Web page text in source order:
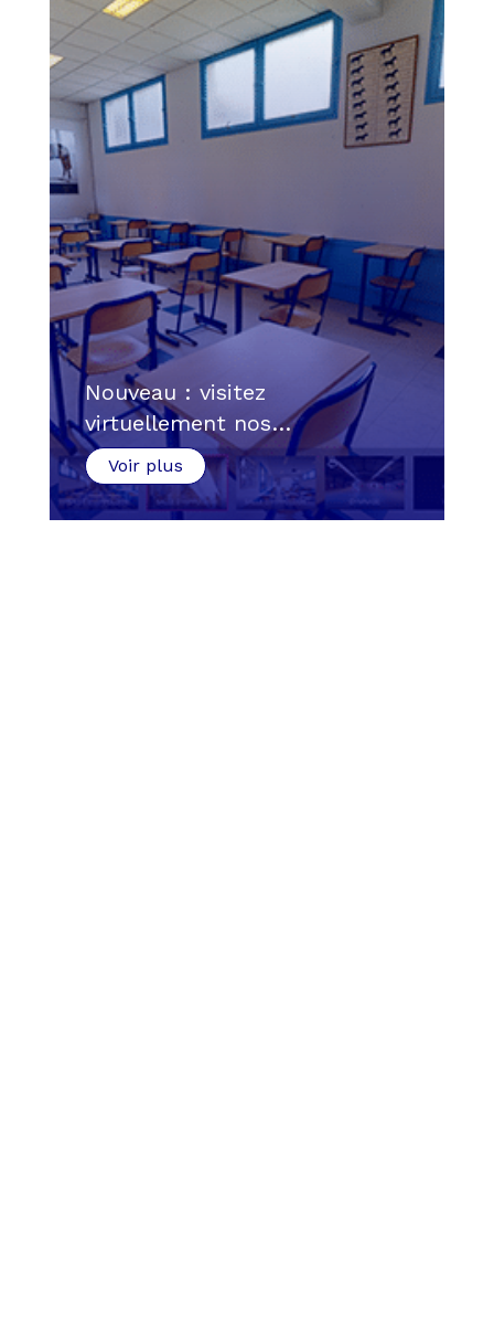
Nouveau : visitez
virtuellement nos…
Voir plus